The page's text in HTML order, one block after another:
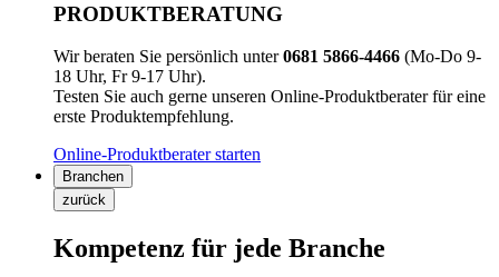
PRODUKTBERATUNG
Wir beraten Sie persönlich unter0681 5866-4466 (Mo-Do 9-
18 Uhr, Fr 9-17 Uhr).
Testen Sie auch gerne unseren Online-Produktberater für eine
erste Produktempfehlung.
Online-Produktberater starten
Branchen
zurück
Kompetenz für jede Branche